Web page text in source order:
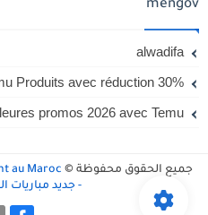
mengov
alwadifa
Produits avec réduction 30%
promos 2026 avec Temu
جميع الحقوق محفوظة © au Maroc
- جديد مباريات